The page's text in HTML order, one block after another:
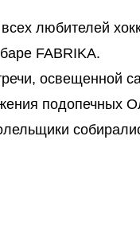
любителей
FABRIKA.
освещенной
подопечных